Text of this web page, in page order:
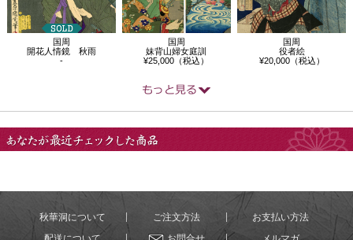
国周
開花人情鏡 秋雨
-
国周
妹背山婦女庭訓
¥25,000（税込）
国周
役者絵
¥20,000（税込）
秋華洞について ご注文方法
お支払い方法